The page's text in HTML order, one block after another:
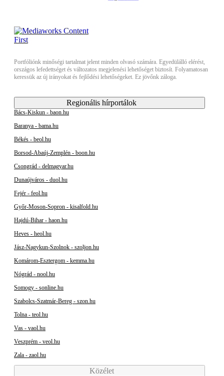
Portfóliónk minőségi tartalmat jelent minden olvasó számára. Egyedülálló elérést,
országos lefedettséget és változatos megjelenési lehetőséget biztosít. Folyamatosan
keressük az új irányokat és fejlődési lehetőségeket. Ez jövőnk záloga.
Regionális hírportálok
Bács-Kiskun - baon.hu
Baranya - bama.hu
Békés - beol.hu
Borsod-Abaúj-Zemplén - boon.hu
Csongrád - delmagyar.hu
Dunaújváros - duol.hu
Fejér - feol.hu
Győr-Moson-Sopron - kisalfold.hu
Hajdú-Bihar - haon.hu
Heves - heol.hu
Jász-Nagykun-Szolnok - szoljon.hu
Komárom-Esztergom - kemma.hu
Nógrád - nool.hu
Somogy - sonline.hu
Szabolcs-Szatmár-Bereg - szon.hu
Tolna - teol.hu
Vas - vaol.hu
Veszprém - veol.hu
Zala - zaol.hu
Közélet